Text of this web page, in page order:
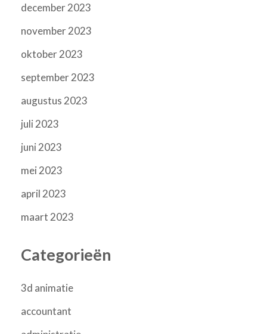
december 2023
november 2023
oktober 2023
september 2023
augustus 2023
juli 2023
juni 2023
mei 2023
april 2023
maart 2023
Categorieën
3d animatie
accountant